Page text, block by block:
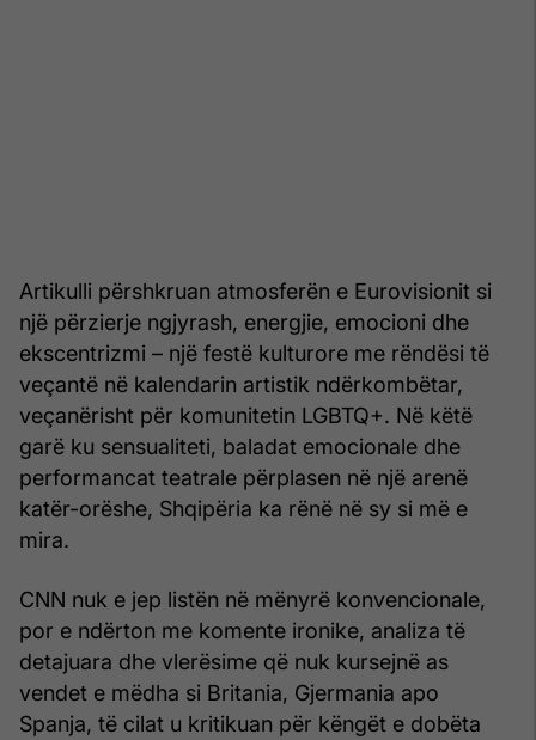
Artikulli përshkruan atmosferën e Eurovisionit si
një përzierje ngjyrash, energjie, emocioni dhe
ekscentrizmi – një festë kulturore me rëndësi të
veçantë në kalendarin artistik ndërkombëtar,
veçanërisht për komunitetin LGBTQ+. Në këtë
garë ku sensualiteti, baladat emocionale dhe
performancat teatrale përplasen në një arenë
katër-orëshe, Shqipëria ka rënë në sy si më e
mira.
CNN nuk e jep listën në mënyrë konvencionale,
por e ndërton me komente ironike, analiza të
detajuara dhe vlerësime që nuk kursejnë as
vendet e mëdha si Britania, Gjermania apo
Spanja, të cilat u kritikuan për këngët e dobëta